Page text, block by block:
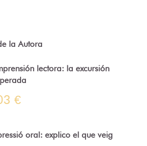
la Autora
lectora: la excursión
€
oral: explico el que veig